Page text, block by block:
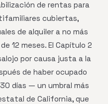
de rentas para
cubiertas,
de alquiler a no más
12 meses. El Capítulo 2
por causa justa a la
de haber ocupado
días — un umbral más
de California, que